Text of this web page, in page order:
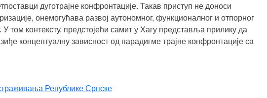
дуготрајне конфронтације. Такав приступ не доноси
онемогућава развој аутономног, функционалног и отпорног
том контексту, предстојећи самит у Хагу представља прилику да
концептуалну зависност од парадигме трајне конфронтације са
Републике Српске